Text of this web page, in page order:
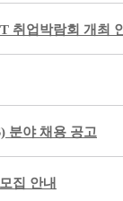
취업박람회 개최
분야 채용 공고
집 안내